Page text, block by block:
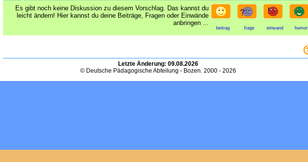
Es gibt noch keine Diskussion zu diesem Vorschlag. Das kannst du
leicht ändern! Hier kannst du deine Beiträge, Fragen oder Einwände
anbringen ...
beitrag frage einwand humor
Letzte Änderung: 09.08.2026
© Deutsche Pädagogische Abteilung - Bozen. 2000 - 2026